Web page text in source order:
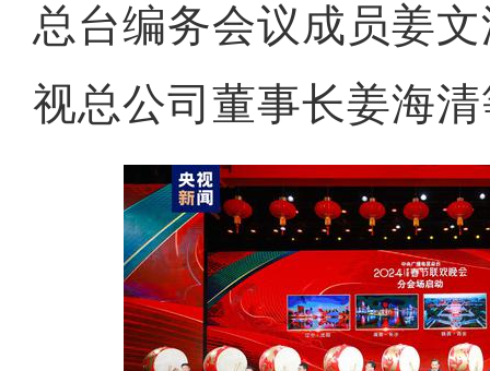
总台编务会议成员姜
视总公司董事长姜海